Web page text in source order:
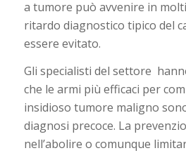
a tumore può avvenire in
ritardo diagnostico tipico del
essere evitato.
Gli specialisti del settore
che le armi più efficaci per
insidioso tumore maligno
diagnosi precoce. La
nell’abolire o comunque